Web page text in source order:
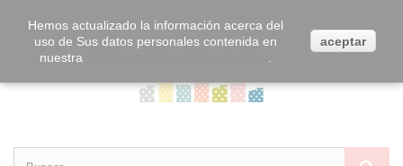
Hemos actualizado la información acerca del
uso de Sus datos personales contenida en
nuestra
aceptar